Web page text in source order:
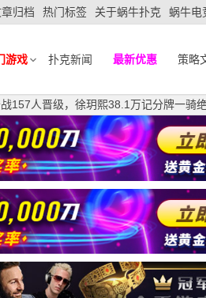
归档 热门标签 关于蜗牛扑克 蜗牛电
游戏 扑克新闻 最新优惠 策略
157人晋级，徐玥熙38.1万记分牌一骑